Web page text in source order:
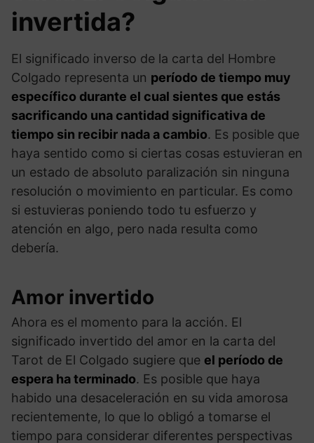
invertida?
El significado inverso de la carta del Hombre
Colgado representa un período de tiempo muy
específico durante el cual sientes que estás
sacrificando una cantidad significativa de
tiempo sin recibir nada a cambio. Es posible que
haya sentido como si ciertas cosas estuvieran en
un estado de absoluto paralización sin ninguna
resolución o movimiento en particular. Es como
si estuvieras poniendo todo tu esfuerzo y
atención en algo, pero nada resulta como
debería.
Amor invertido
Ahora es el momento para la acción. El
significado invertido del amor en la carta del
Tarot de El Colgado sugiere que el período de
espera ha terminado. Es posible que haya
habido una desaceleración en su vida amorosa
recientemente, lo que lo obligó a tomarse el
tiempo para considerar diferentes perspectivas